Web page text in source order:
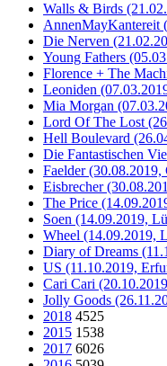
Walls & Birds
AnnenMayKantereit
Die Nerven
Young Fathers
Florence + The
Leoniden
Mia Morgan
Lord Of The Lost
Hell Boulevard
Die Fantastischen
Faelder (30.08.2019,
Eisbrecher
The Price
Soen (14.09.2019,
Wheel (14.09.2019,
Diary of Dreams
US (11.10.2019,
Cari Cari
Jolly Goods
2018 4525
2015 1538
2017 6026